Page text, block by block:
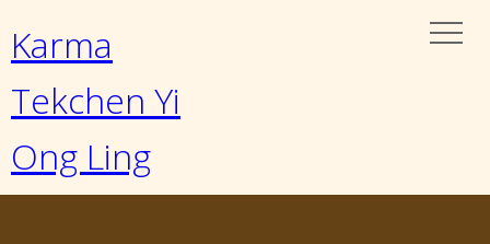
Karma
Tekchen Yi
Ong Ling